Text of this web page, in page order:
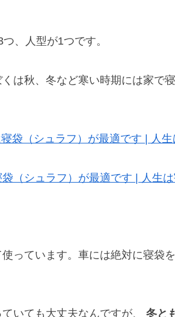
、人型が1つです。
は秋、冬など寒い時期には家で
（シュラフ）が最適です | 人生は
っています。車には絶対に寝袋
いても大丈夫なんですが、
冬と